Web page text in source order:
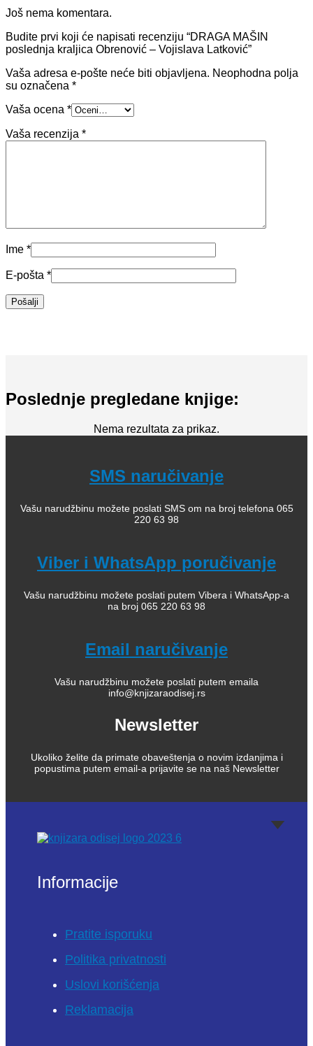
Još nema komentara.
Budite prvi koji će napisati recenziju “DRAGA MAŠIN
poslednja kraljica Obrenović – Vojislava Latković”
Vaša adresa e-pošte neće biti objavljena. Neophodna polja
su označena *
Vaša ocena *
Vaša recenzija *
Ime *
E-pošta *
Poslednje pregledane knjige:
Nema rezultata za prikaz.
SMS naručivanje
Vašu narudžbinu možete poslati SMS om na broj telefona 065
220 63 98
Viber i WhatsApp poručivanje
Vašu narudžbinu možete poslati putem Vibera i WhatsApp-a
na broj 065 220 63 98
Email naručivanje
Vašu narudžbinu možete poslati putem emaila
info@knjizaraodisej.rs
Newsletter
Ukoliko želite da primate obaveštenja o novim izdanjima i
popustima putem email-a prijavite se na naš Newsletter
Informacije
Pratite isporuku
Politika privatnosti
Uslovi korišćenja
Reklamacija